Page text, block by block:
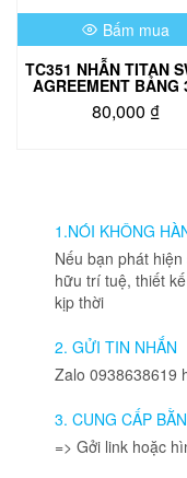
Bấm mua
TC351 NHẪN TITAN
AGREEMENT BẢNG
80,000 ₫
nhiều
biến
thể.
Các
chọn
có
thể
được
chọn
trên
1.NÓI KHÔNG
Nếu bạn phát
hữu trí tuệ, thiết
kịp thời
2. GỬI TIN NHẮN
Zalo 0938638619
3. CUNG CẤP
=> Gởi link hoặc